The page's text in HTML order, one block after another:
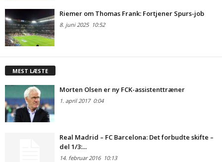
Riemer om Thomas Frank: Fortjener Spurs-job
8. juni 202510:52
MEST LÆSTE
Morten Olsen er ny FCK-assistenttræner
1. april 20170:04
Real Madrid – FC Barcelona: Det forbudte skifte –
del 1/3:...
14. februar 201610:13